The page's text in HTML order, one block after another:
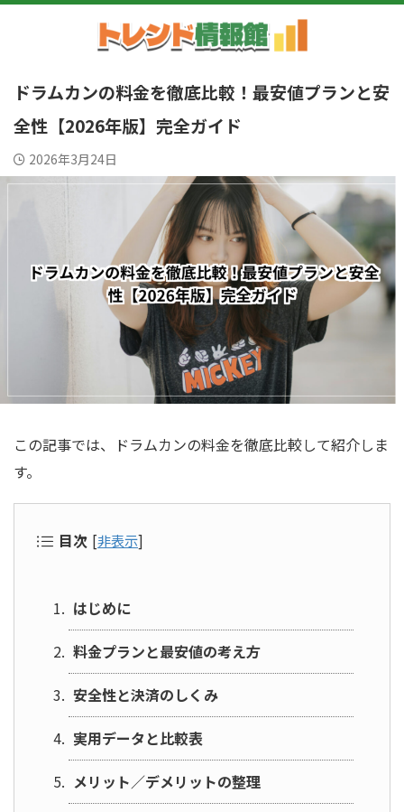
ドラムカンの料金を徹底比較！最安値プランと安
全性【2026年版】完全ガイド
2026年3月24日
この記事では、ドラムカンの料金を徹底比較して紹介しま
す。
目次 [非表示]
はじめに
料金プランと最安値の考え方
安全性と決済のしくみ
実用データと比較表
メリット／デメリットの整理